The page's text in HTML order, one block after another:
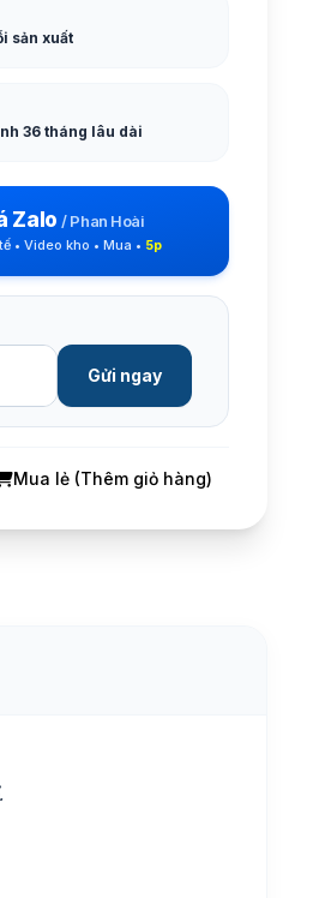
sản xuất
36 tháng lâu dài
Zalo/Phan Hoài
• Video kho • Mua • 5p
Gửi ngay
Mua lẻ (Thêm giỏ hàng)